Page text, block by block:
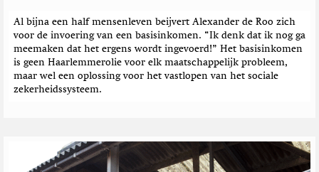
Al bijna een half mensenleven beijvert Alexander de Roo zich
voor de invoering van een basisinkomen. “Ik denk dat ik nog ga
meemaken dat het ergens wordt ingevoerd!” Het basisinkomen
is geen Haarlemmerolie voor elk maatschappelijk probleem,
maar wel een oplossing voor het vastlopen van het sociale
zekerheidssysteem.